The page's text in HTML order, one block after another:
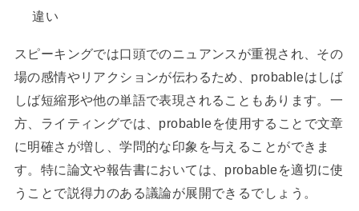
違い
スピーキングでは口頭でのニュアンスが重視され、その
場の感情やリアクションが伝わるため、probableはしば
しば短縮形や他の単語で表現されることもあります。一
方、ライティングでは、probableを使用することで文章
に明確さが増し、学問的な印象を与えることができま
す。特に論文や報告書においては、probableを適切に使
うことで説得力のある議論が展開できるでしょう。